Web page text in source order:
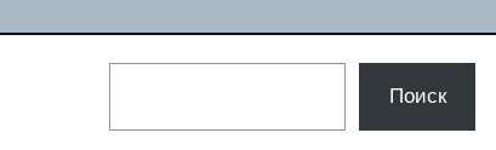
Поиск